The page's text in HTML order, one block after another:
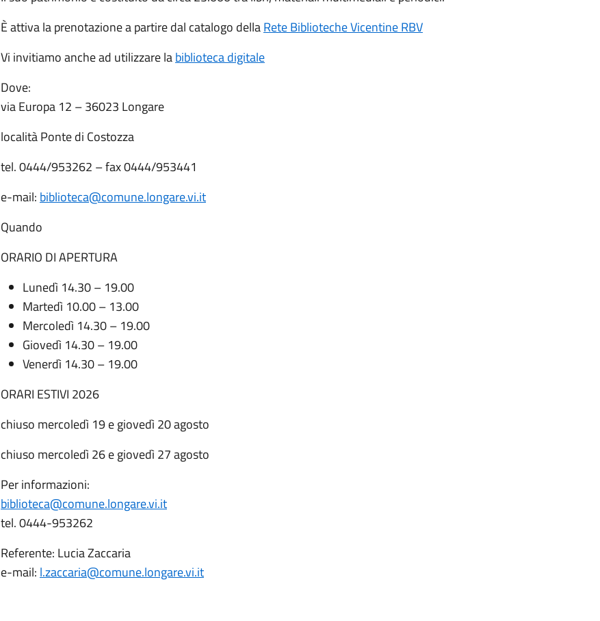
È attiva la prenotazione a partire dal catalogo dellaRete Biblioteche Vicentine RBV
Vi invitiamo anche ad utilizzare labiblioteca digitale
Dove:
via Europa 12 – 36023 Longare
località Ponte di Costozza
tel. 0444/953262 – fax 0444/953441
e-mail: biblioteca@comune.longare.vi.it
Quando
ORARIO DI APERTURA
Lunedì 14.30 – 19.00
Martedì 10.00 – 13.00
Mercoledì 14.30 – 19.00
Giovedì 14.30 – 19.00
Venerdì 14.30 – 19.00
ORARI ESTIVI 2026
chiuso mercoledì 19 e giovedì 20 agosto
chiuso mercoledì 26 e giovedì 27 agosto
Per informazioni:
biblioteca@comune.longare.vi.it
tel. 0444-953262
Referente: Lucia Zaccaria
e-mail: l.zaccaria@comune.longare.vi.it